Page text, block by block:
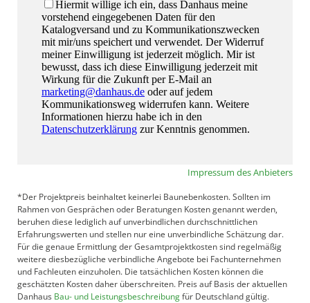
Impressum des Anbieters
*Der Projektpreis beinhaltet keinerlei Baunebenkosten. Sollten im
Rahmen von Gesprächen oder Beratungen Kosten genannt werden,
beruhen diese lediglich auf unverbindlichen durchschnittlichen
Erfahrungswerten und stellen nur eine unverbindliche Schätzung dar.
Für die genaue Ermittlung der Gesamtprojektkosten sind regelmäßig
weitere diesbezügliche verbindliche Angebote bei Fachunternehmen
und Fachleuten einzuholen. Die tatsächlichen Kosten können die
geschätzten Kosten daher überschreiten. Preis auf Basis der aktuellen
Danhaus Bau- und Leistungsbeschreibungfür Deutschland gültig.